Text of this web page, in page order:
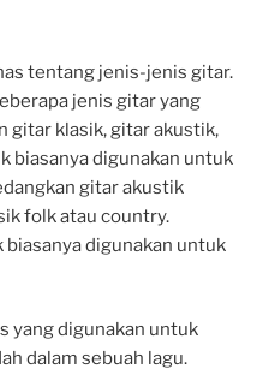
tentang jenis-jenis gitar.
jenis gitar yang
gitar klasik, gitar akustik,
biasanya digunakan untuk
gitar akustik
folk atau country.
digunakan untuk
yang digunakan untuk
dalam sebuah lagu.